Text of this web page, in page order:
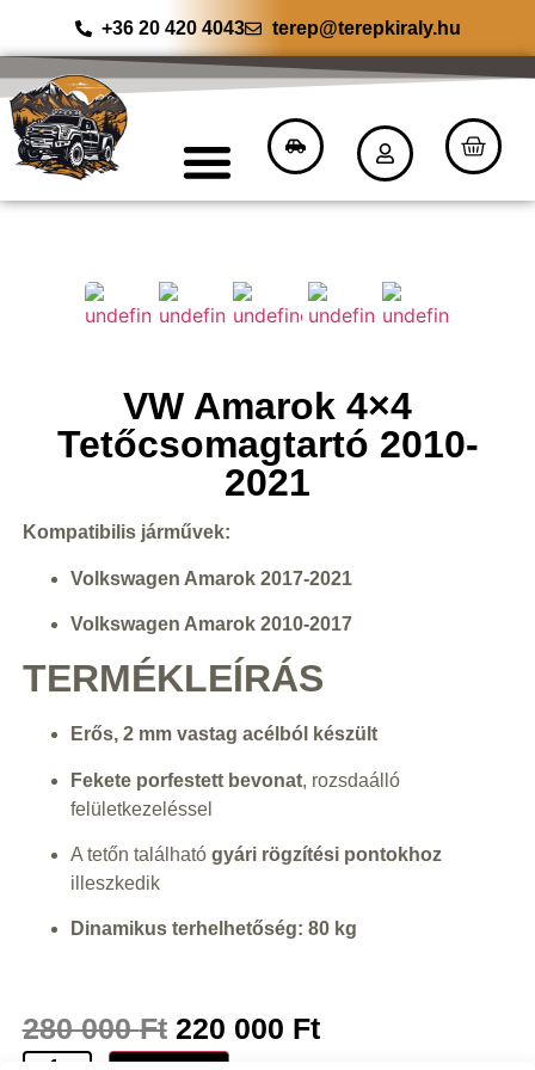
+36 20 420 4043 terep@terepkiraly.hu
VW Amarok 4×4
Tetőcsomagtartó 2010-
2021
Kompatibilis járművek:
Volkswagen Amarok 2017-2021
Volkswagen Amarok 2010-2017
TERMÉKLEÍRÁS
Erős, 2 mm vastag acélból készült
Fekete porfestett bevonat, rozsdaálló
felületkezeléssel
A tetőn található gyári rögzítési pontokhoz
illeszkedik
Dinamikus terhelhetőség: 80 kg
280 000Ft 220 000 Ft